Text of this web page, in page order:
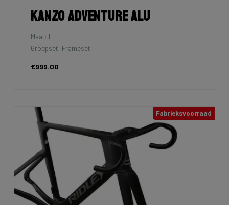
Kanzo Adventure Alu
Maat: L
Groepset: Frameset
€999.00
Fabrieksvoorraad